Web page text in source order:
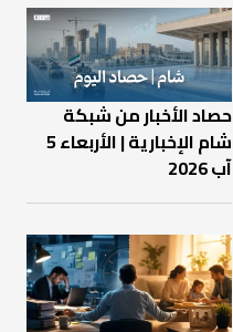
حصاد الأخبار من شبكة
شام الإخبارية | الأربعاء 5
آب 2026